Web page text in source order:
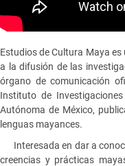
Estudios de Cultura Maya
a la difusión de las
órgano de comunicación
Instituto de
Autónoma de México,
lenguas mayances.
Interesada en dar a
creencias y prácticas